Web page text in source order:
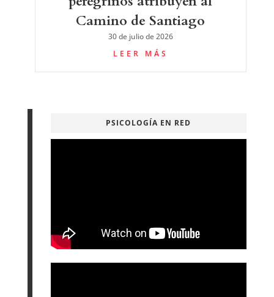
Camino de Santiago
30 de julio de 2026
LEER MÁS
PSICOLOGÍA EN RED